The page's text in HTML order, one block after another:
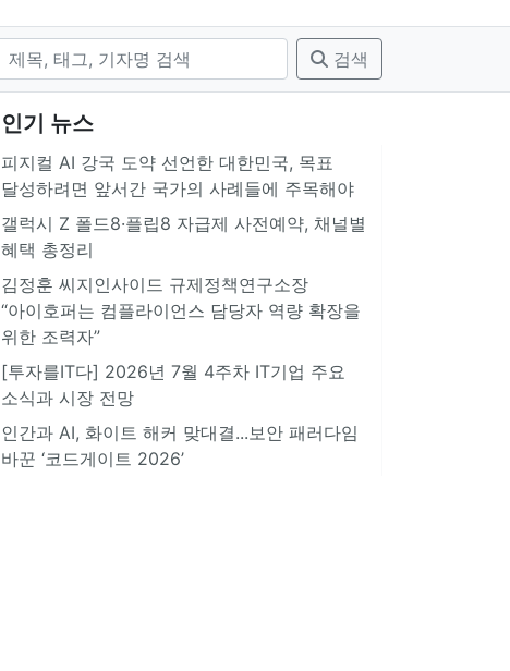
검색
인기 뉴스
피지컬 AI 강국 도약 선언한 대한민국, 목표
달성하려면 앞서간 국가의 사례들에 주목해야
갤럭시 Z 폴드8·플립8 자급제 사전예약, 채널별
혜택 총정리
김정훈 씨지인사이드 규제정책연구소장
“아이호퍼는 컴플라이언스 담당자 역량 확장을
위한 조력자”
[투자를IT다] 2026년 7월 4주차 IT기업 주요
소식과 시장 전망
인간과 AI, 화이트 해커 맞대결...보안 패러다임
바꾼 ‘코드게이트 2026’